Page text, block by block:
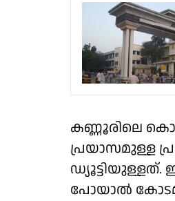
കണ്ണൂരിലെ
പ്രയാസമുള്ള
ഡ്യൂട്ടിയുള്ളത്.
പോയാൽ